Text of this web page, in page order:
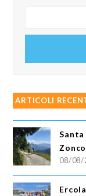
ARTICOLI
Santa
08/08/